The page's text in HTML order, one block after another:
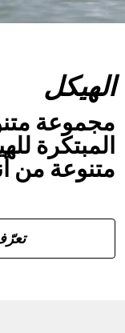
الهيكل
مجموعة
المبتكرة
متنوعة من